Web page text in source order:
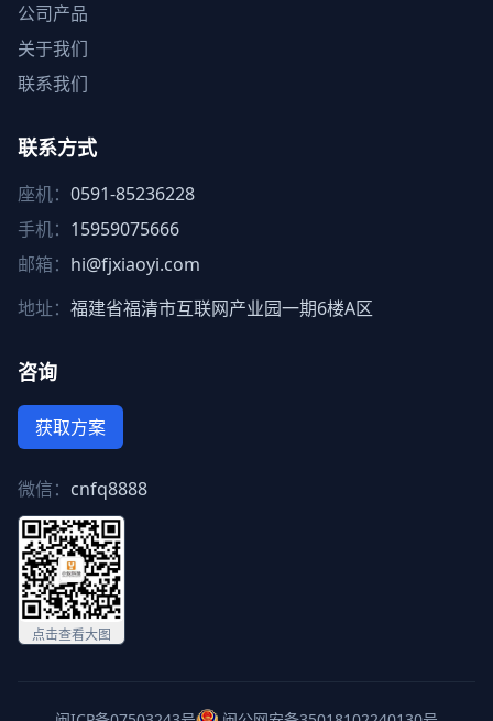
公司产品
关于我们
联系我们
联系方式
座机： 0591-85236228
手机： 15959075666
邮箱： hi@fjxiaoyi.com
地址： 福建省福清市互联网产业园一期6楼A区
咨询
获取方案
微信： cnfq8888
点击查看大图